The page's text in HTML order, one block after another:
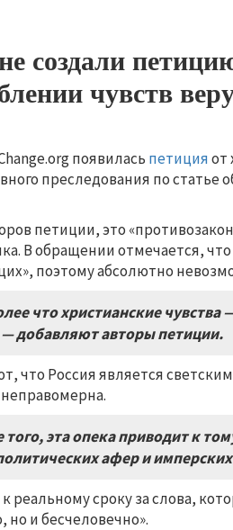
создали
чувств
появилась петицияот
преследования по
петиции, это
В обращении отмечается,
поэтому абсолютно
что христианские
— добавляют авторы петиции.
что Россия является
того, эта опека приводит к
афер и
реальному сроку за слова,
но и бесчеловечно».